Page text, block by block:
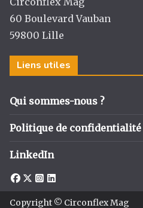
60 Boulevard Vauban
59800 Lille
Liens utiles
Qui sommes-nous ?
Politique de confidentialité
LinkedIn
Copyright © Circonflex Mag